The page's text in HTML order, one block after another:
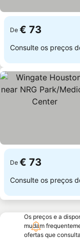
De € 73
Consulte os preços
De € 73
Consulte os preços
Os preços e a
mudam
ofertas que